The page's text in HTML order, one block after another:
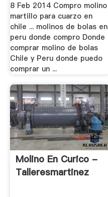
8 Feb 2014 Compro molino
martillo para cuarzo en
chile ... molinos de bolas en
peru donde compro Donde
comprar molino de bolas
Chile y Peru donde puedo
comprar un ...
Molino En Curico -
Talleresmartinez